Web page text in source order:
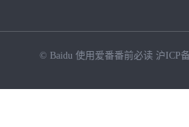
© Baidu 使用爱番番前必读 沪ICP